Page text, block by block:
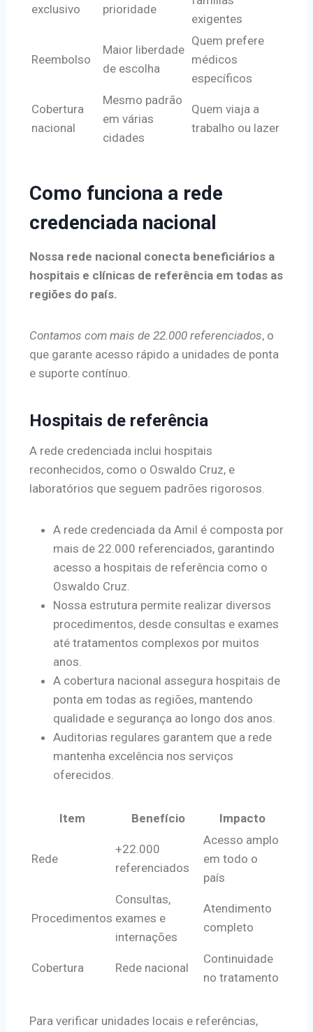
exclusivo
prioridade
exigentes
Reembolso
Maior liberdade
de escolha
Quem prefere
médicos
específicos
Cobertura
nacional
Mesmo padrão
em várias
cidades
Quem viaja a
trabalho ou lazer
Como funciona a rede
credenciada nacional
Nossa rede nacional conecta beneficiários a
hospitais e clínicas de referência em todas as
regiões do país.
Contamos com mais de 22.000 referenciados, o
que garante acesso rápido a unidades de ponta
e suporte contínuo.
Hospitais de referência
A rede credenciada inclui hospitais
reconhecidos, como o Oswaldo Cruz, e
laboratórios que seguem padrões rigorosos.
A rede credenciada da Amil é composta por
mais de 22.000 referenciados, garantindo
acesso a hospitais de referência como o
Oswaldo Cruz.
Nossa estrutura permite realizar diversos
procedimentos, desde consultas e exames
até tratamentos complexos por muitos
anos.
A cobertura nacional assegura hospitais de
ponta em todas as regiões, mantendo
qualidade e segurança ao longo dos anos.
Auditorias regulares garantem que a rede
mantenha excelência nos serviços
oferecidos.
Item Benefício Impacto
Rede
+22.000
referenciados
Acesso amplo
em todo o
país
Procedimentos
Consultas,
exames e
internações
Atendimento
completo
Cobertura Rede nacional
Continuidade
no tratamento
Para verificar unidades locais e referências,